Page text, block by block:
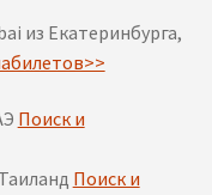
из Екатеринбурга,
Поиск и
Поиск и